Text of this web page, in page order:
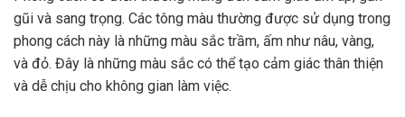
gũi và sang trọng. Các tông màu thường được sử dụng trong
phong cách này là những màu sắc trầm, ấm như nâu, vàng,
và đỏ. Đây là những màu sắc có thể tạo cảm giác thân thiện
và dễ chịu cho không gian làm việc.